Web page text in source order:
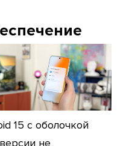
15 с оболочкой
не